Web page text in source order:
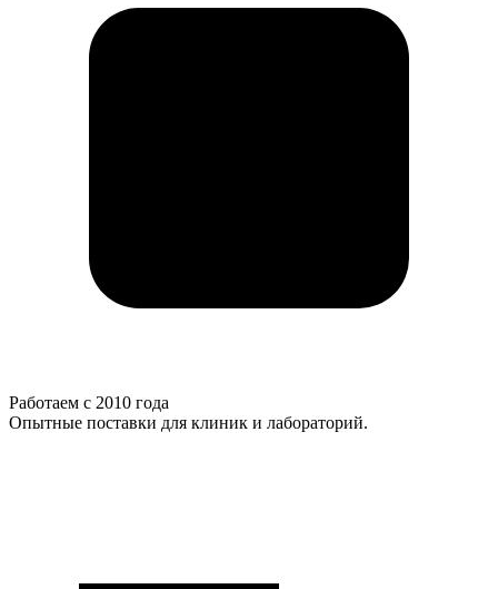
Работаем с 2010 года
Опытные поставки для клиник и лабораторий.